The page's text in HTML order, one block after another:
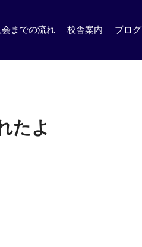
会までの流れ 校舎案内 ブログ
たよ